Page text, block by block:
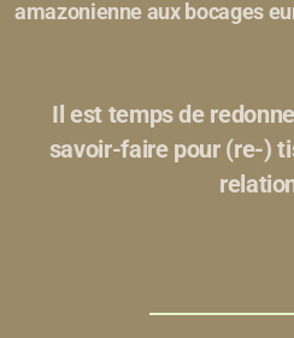
amazonienne aux bocages
Il est temps de
savoir-faire pour (re-)